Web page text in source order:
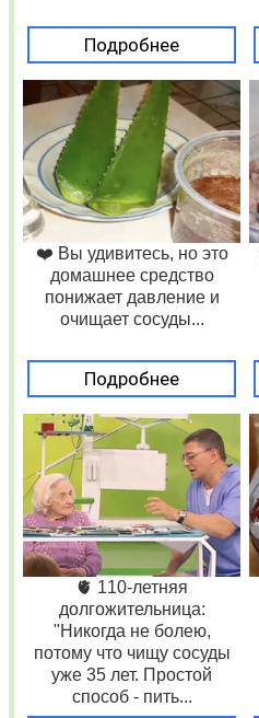
Подробнее
❤️ Вы удивитесь, но это
домашнее средство
понижает давление и
очищает сосуды...
Подробнее
🫀 110-летняя
долгожительница:
"Никогда не болею,
потому что чищу сосуды
уже 35 лет. Простой
способ - пить...